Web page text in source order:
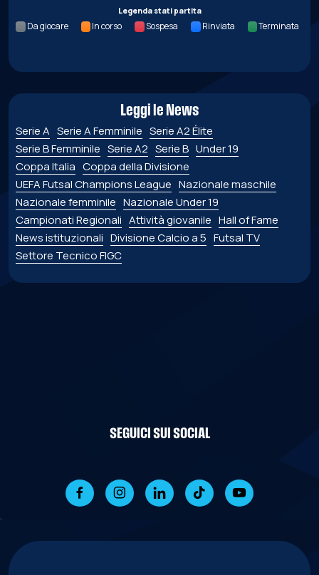
Legenda stati partita
Da giocare In corso Sospesa Rinviata Terminata
Leggi le News
Serie A Serie A Femminile Serie A2 Élite
Serie B Femminile Serie A2 Serie B Under 19
Coppa Italia Coppa della Divisione
UEFA Futsal Champions League Nazionale maschile
Nazionale femminile Nazionale Under 19
Campionati Regionali Attività giovanile Hall of Fame
News istituzionali Divisione Calcio a 5 Futsal TV
Settore Tecnico FIGC
SEGUICI SUI SOCIAL